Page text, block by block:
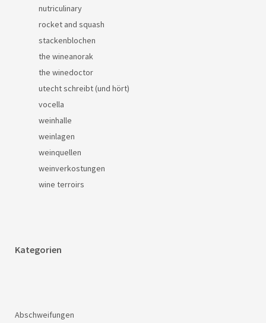
nutriculinary
rocket and squash
stackenblochen
the wineanorak
the winedoctor
utecht schreibt (und hört)
vocella
weinhalle
weinlagen
weinquellen
weinverkostungen
wine terroirs
Kategorien
Abschweifungen